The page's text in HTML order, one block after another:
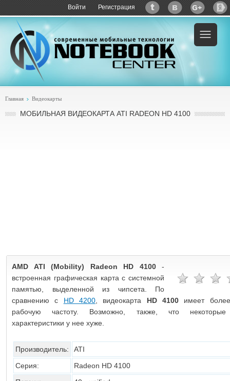
Войти Регистрация
Главная Видеокарты
МОБИЛЬНАЯ ВИДЕОКАРТА ATI RADEON HD 4100
AMD ATI (Mobility) Radeon HD 4100-
встроенная графическая карта c системной
памятью, выделенной из чипсета. По
сравнению с HD 4200 , видеокарта HD 4100 имеет
рабочую частоту. Возможно, также, что некоторые
характеристики у нее хуже.
Производитель:
ATI
Серия:
Radeon HD 4100